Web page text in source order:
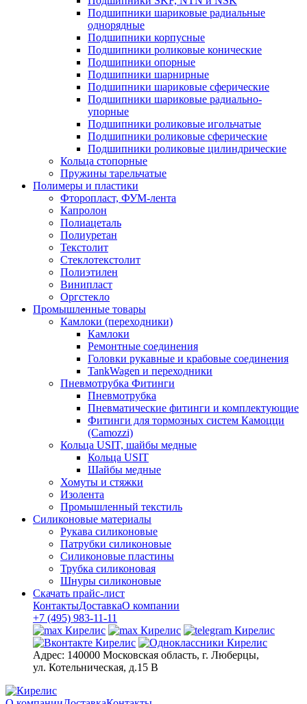
Подшипники шариковые радиальные
однорядные
Подшипники корпусные
Подшипники роликовые конические
Подшипники опорные
Подшипники шарнирные
Подшипники шариковые сферические
Подшипники шариковые радиально-
упорные
Подшипники роликовые игольчатые
Подшипники роликовые сферические
Подшипники роликовые цилиндрические
Кольца стопорные
Пружины тарельчатые
Полимеры и пластики
Фторопласт, ФУМ-лента
Капролон
Полиацеталь
Полиуретан
Текстолит
Стеклотекстолит
Полиэтилен
Винипласт
Оргстекло
Промышленные товары
Камлоки (переходники)
Камлоки
Ремонтные соединения
Головки рукавные и крабовые соединения
TankWagen и переходники
Пневмотрубка Фитинги
Пневмотрубка
Пневматические фитинги и комплектующие
Фитинги для тормозных систем Камоцци
(Camozzi)
Кольца USIT, шайбы медные
Кольца USIT
Шайбы медные
Хомуты и стяжки
Изолента
Промышленный текстиль
Силиконовые материалы
Рукава силиконовые
Патрубки силиконовые
Силиконовые пластины
Трубка силиконовая
Шнуры силиконовые
Скачать прайс-лист
КонтактыДоставкаО компании
+7 (495) 983-11-11
Адрес: 140000 Московская область, г. Люберцы,
ул. Котельническая, д.15 В